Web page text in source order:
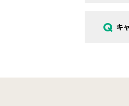
A
Q キ